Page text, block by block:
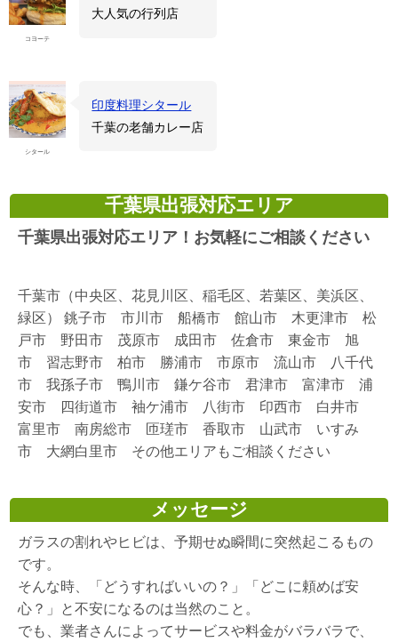
コヨーテ
大人気の行列店
シタール
印度料理シタール
千葉の老舗カレー店
千葉県出張対応エリア
千葉県出張対応エリア！お気軽にご相談ください
千葉市（中央区、花見川区、稲毛区、若葉区、美浜区、
緑区） 銚子市 市川市 船橋市 館山市 木更津市 松
戸市 野田市 茂原市 成田市 佐倉市 東金市 旭
市 習志野市 柏市 勝浦市 市原市 流山市 八千代
市 我孫子市 鴨川市 鎌ケ谷市 君津市 富津市 浦
安市 四街道市 袖ケ浦市 八街市 印西市 白井市
富里市 南房総市 匝瑳市 香取市 山武市 いすみ
市 大網白里市 その他エリアもご相談ください
メッセージ
ガラスの割れやヒビは、予期せぬ瞬間に突然起こるもの
です。
そんな時、「どうすればいいの？」「どこに頼めば安
心？」と不安になるのは当然のこと。
でも、業者さんによってサービスや料金がバラバラで、